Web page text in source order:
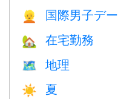
👱 国際男子デー
🏡 在宅勤務
🗺 地理
☀️ 夏